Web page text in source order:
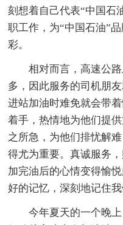
刻想着自己代表“中国石
职工作，为“中国石油”
彩。
相对而言，高速公
多，因此服务的司机朋
进站加油时难免就会带
着手，热情地为他们提
之所急，为他们排忧解
得尤为重要。真诚服务
加完油后的心情变得愉
好的记忆，深刻地记住我
今年夏天的一个晚